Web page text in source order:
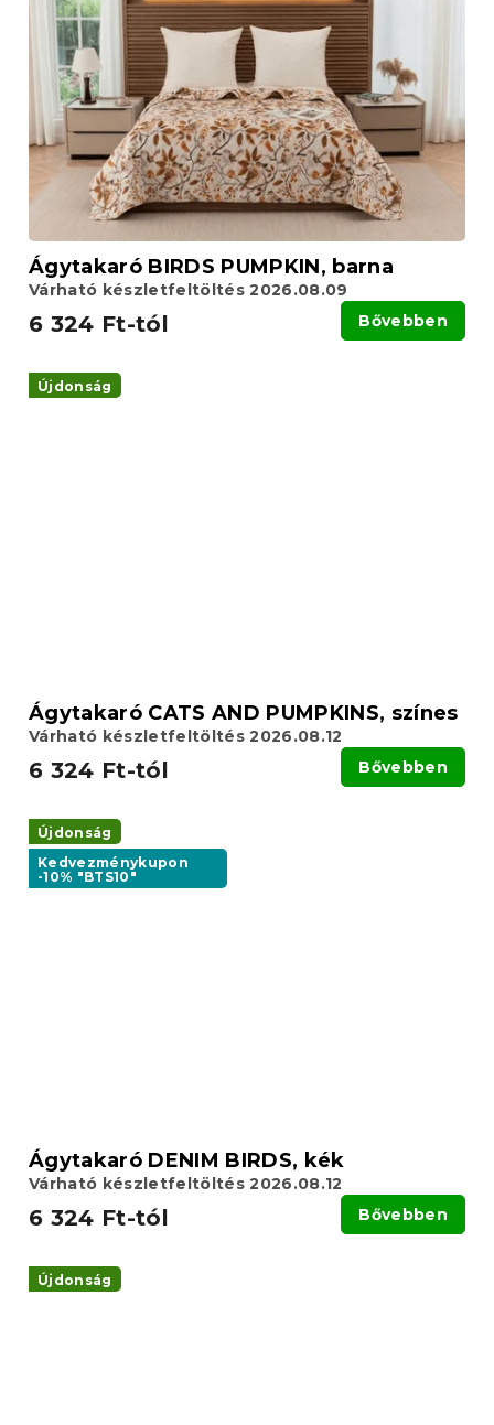
Ágytakaró BIRDS PUMPKIN, barna
Várható készletfeltöltés 2026.08.09
6 324 Ft-tól Bővebben
Újdonság
Ágytakaró CATS AND PUMPKINS, színes
Várható készletfeltöltés 2026.08.12
6 324 Ft-tól Bővebben
Újdonság
Kedvezménykupon
-10% "BTS10"
Ágytakaró DENIM BIRDS, kék
Várható készletfeltöltés 2026.08.12
6 324 Ft-tól Bővebben
Újdonság